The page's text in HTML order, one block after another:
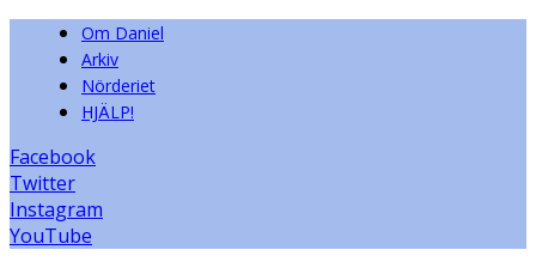
Om Daniel
Arkiv
Nörderiet
HJÄLP!
Facebook
Twitter
Instagram
YouTube